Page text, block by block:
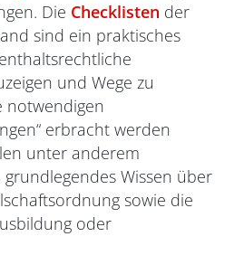
Die Checklisten der
sind ein praktisches
und Wege zu
notwendigen
erbracht werden
unter anderem
Wissen über
sowie die
oder